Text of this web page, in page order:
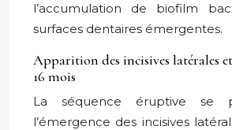
l’accumulation de biofilm
surfaces dentaires émergentes.
Apparition des incisives latérales
16 mois
La séquence éruptive se
l’émergence des incisives